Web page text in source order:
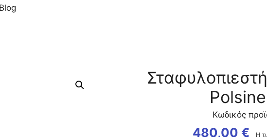
Blog
Κωδικός
480,00 € Η